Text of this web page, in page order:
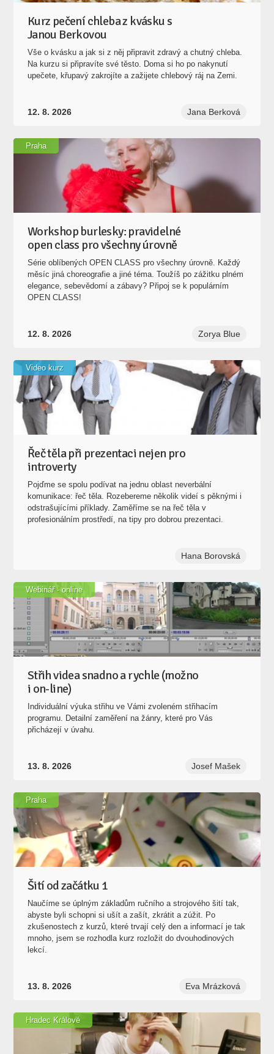
Kurz pečení chleba z kvásku s
Janou Berkovou
Vše o kvásku a jak si z něj připravit zdravý a chutný chleba.
Na kurzu si připravíte své těsto. Doma si ho po nakynutí
upečete, křupavý zakrojíte a zažijete chlebový ráj na Zemi.
12. 8. 2026 Jana Berková
Workshop burlesky: pravidelné
open class pro všechny úrovně
Série oblíbených OPEN CLASS pro všechny úrovně. Každý
měsíc jiná choreografie a jiné téma. Toužíš po zážitku plném
elegance, sebevědomí a zábavy? Připoj se k populárním
OPEN CLASS!
12. 8. 2026 Zorya Blue
Praha
Řeč těla při prezentaci nejen pro
introverty
Pojďme se spolu podívat na jednu oblast neverbální
komunikace: řeč těla. Rozebereme několik videí s pěknými i
odstrašujícími příklady. Zaměříme se na řeč těla v
profesionálním prostředí, na tipy pro dobrou prezentaci.
Hana Borovská
Video kurz
Střih videa snadno a rychle (možno
i on-line)
Individuální výuka střihu ve Vámi zvoleném střihacím
programu. Detailní zaměření na žánry, které pro Vás
přicházejí v úvahu.
13. 8. 2026 Josef Mašek
Webinář - online
Šití od začátku 1
Naučíme se úplným základům ručního a strojového šití tak,
abyste byli schopni si ušít a zašít, zkrátit a zúžit. Po
zkušenostech z kurzů, které trvají celý den a informací je tak
mnoho, jsem se rozhodla kurz rozložit do dvouhodinových
lekcí.
13. 8. 2026 Eva Mrázková
Praha
Hradec Králové